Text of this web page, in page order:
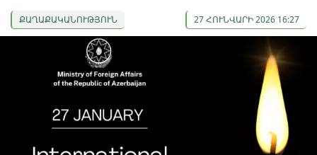
ՔԱՂԱՔԱԿԱՆՈՒԹՅՈՒՆ 27 ՀՈՒՆՎԱՐԻ 2026 16:27